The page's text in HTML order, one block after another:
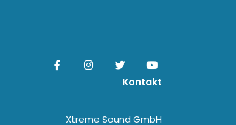
Kontakt
Xtreme Sound GmbH